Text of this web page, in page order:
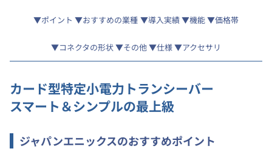
ポイント おすすめの業種 導入実績 機能 価格帯
コネクタの形状 その他 仕様 アクセサリ
カード型特定小電力トランシーバー
スマート＆シンプルの最上級
ジャパンエニックスのおすすめポイント